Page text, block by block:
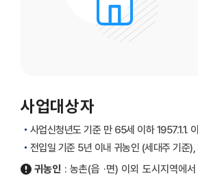
사업대상자
사업신청년도 기준 만 65세 이하 1957.1.1.
전입일 기준 5년 이내 귀농인 (세대주 기준),
귀농인 : 농촌(읍 ·면) 이외 도시지역에